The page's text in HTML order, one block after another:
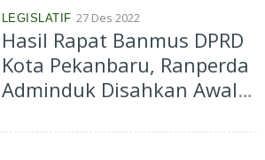
LEGISLATIF 27 Des 2022
Hasil Rapat Banmus DPRD
Kota Pekanbaru, Ranperda
Adminduk Disahkan Awal